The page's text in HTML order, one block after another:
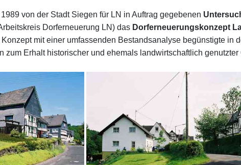
von der Stadt Siegen für LN in Auftrag gegebenen
Dorferneuerung LN) das Dorferneuerungskonzept
mit einer umfassenden Bestandsanalyse begünstigte
zum Erhalt historischer und ehemals landwirtschaftlich genutzter